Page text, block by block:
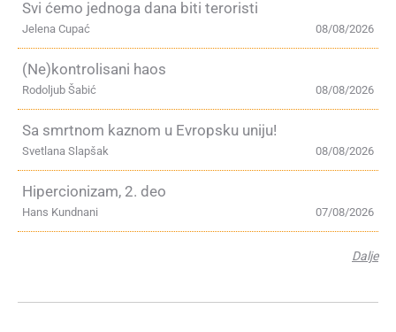
Svi ćemo jednoga dana biti teroristi
08/08/2026
Jelena Cupać
(Ne)kontrolisani haos
08/08/2026
Rodoljub Šabić
Sa smrtnom kaznom u Evropsku uniju!
08/08/2026
Svetlana Slapšak
Hipercionizam, 2. deo
07/08/2026
Hans Kundnani
Dalje